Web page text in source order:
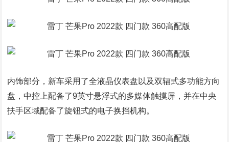
内饰部分，新车采用了全液晶仪表盘以及双辐式多功能方向
盘，中控上配备了9英寸悬浮式的多媒体触摸屏，并在中央
扶手区域配备了旋钮式的电子换挡机构。